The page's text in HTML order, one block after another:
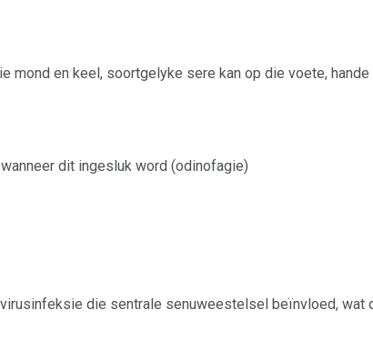
mond en keel, soortgelyke sere kan op die voete,
dit ingesluk word (odinofagie)
die sentrale senuweestelsel beïnvloed, wat